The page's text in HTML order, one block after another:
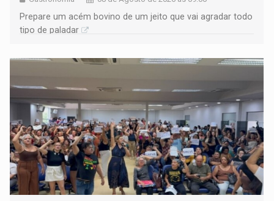
Prepare um acém bovino de um jeito que vai agradar todo
tipo de paladar